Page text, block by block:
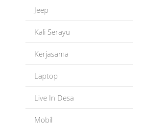
Jeep
Kali Serayu
Kerjasama
Laptop
Live In Desa
Mobil